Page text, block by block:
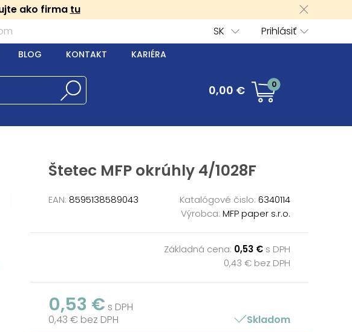
ako firma tu
Prihlásiť
SK
BLOG KONTAKT KARIÉRA
0,00 € 0
Štetec MFP okrúhly 4/1028F
EAN: 8595138589043 Katalógové čislo: 6340114
Výrobca: MFP paper s.r.o.
Základná cena: 0,53 € s DPH
0,43 € bez DPH
0,53 € s DPH
0,43 € bez DPH
Skladom